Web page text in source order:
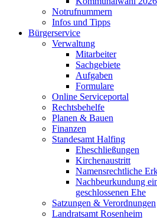
Notrufnummern
Infos und Tipps
Bürgerservice
Verwaltung
Mitarbeiter
Sachgebiete
Aufgaben
Formulare
Online Serviceportal
Rechtsbehelfe
Planen & Bauen
Finanzen
Standesamt Halfing
Eheschließungen
Kirchenaustritt
Namensrechtliche
Nachbeurkundung
geschlossenen Ehe
Satzungen & Verordnungen
Landratsamt Rosenheim